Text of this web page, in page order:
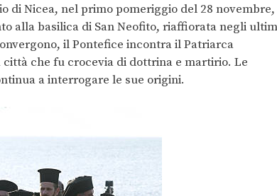
di Nicea, nel primo pomeriggio del 28 novembre,
alla basilica di San Neofito, riaffiorata negli
il Pontefice incontra il Patriarca
che fu crocevia di dottrina e martirio. Le
a interrogare le sue origini.